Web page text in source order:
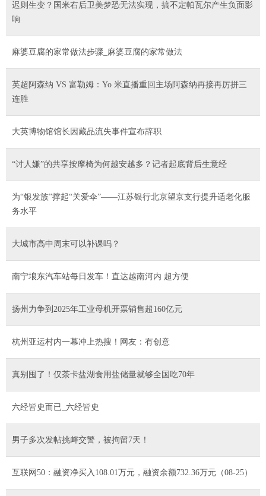
迟则生变？国米右后卫美梦恐无法实现，搞不定帕瓦尔产生负面影
响
麻婆豆腐的家常做法步骤_麻婆豆腐的家常做法
英超阿森纳 VS 富勒姆：Yo 米直播重回主场阿森纳再接再厉拼三
连胜
大英博物馆馆长因藏品流失事件宣布辞职
“讨人嫌”的共享按摩椅为何越安越多？记者起底背后生意经
为“银发族”撑起“关爱伞”——江苏银行北京望京支行提升适老化服
务水平
大城市高中周末可以补课吗？
南宁埌东汽车站每日发车！直达越南河内 超方便
扬州力争到2025年工业母机开票销售超160亿元
杭州亚运村内一幕冲上热搜！网友：有创意
真别囤了！仅茶卡盐湖食用盐储量就够全国吃70年
六经皆史而已_六经皆史
男子多次发帖挑衅交警，被拘留7天！
互联网50：融资净买入108.01万元，融资余额732.36万元（08-25）